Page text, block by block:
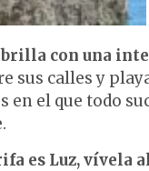
con una
calles y
el que todo
es Luz, vívela